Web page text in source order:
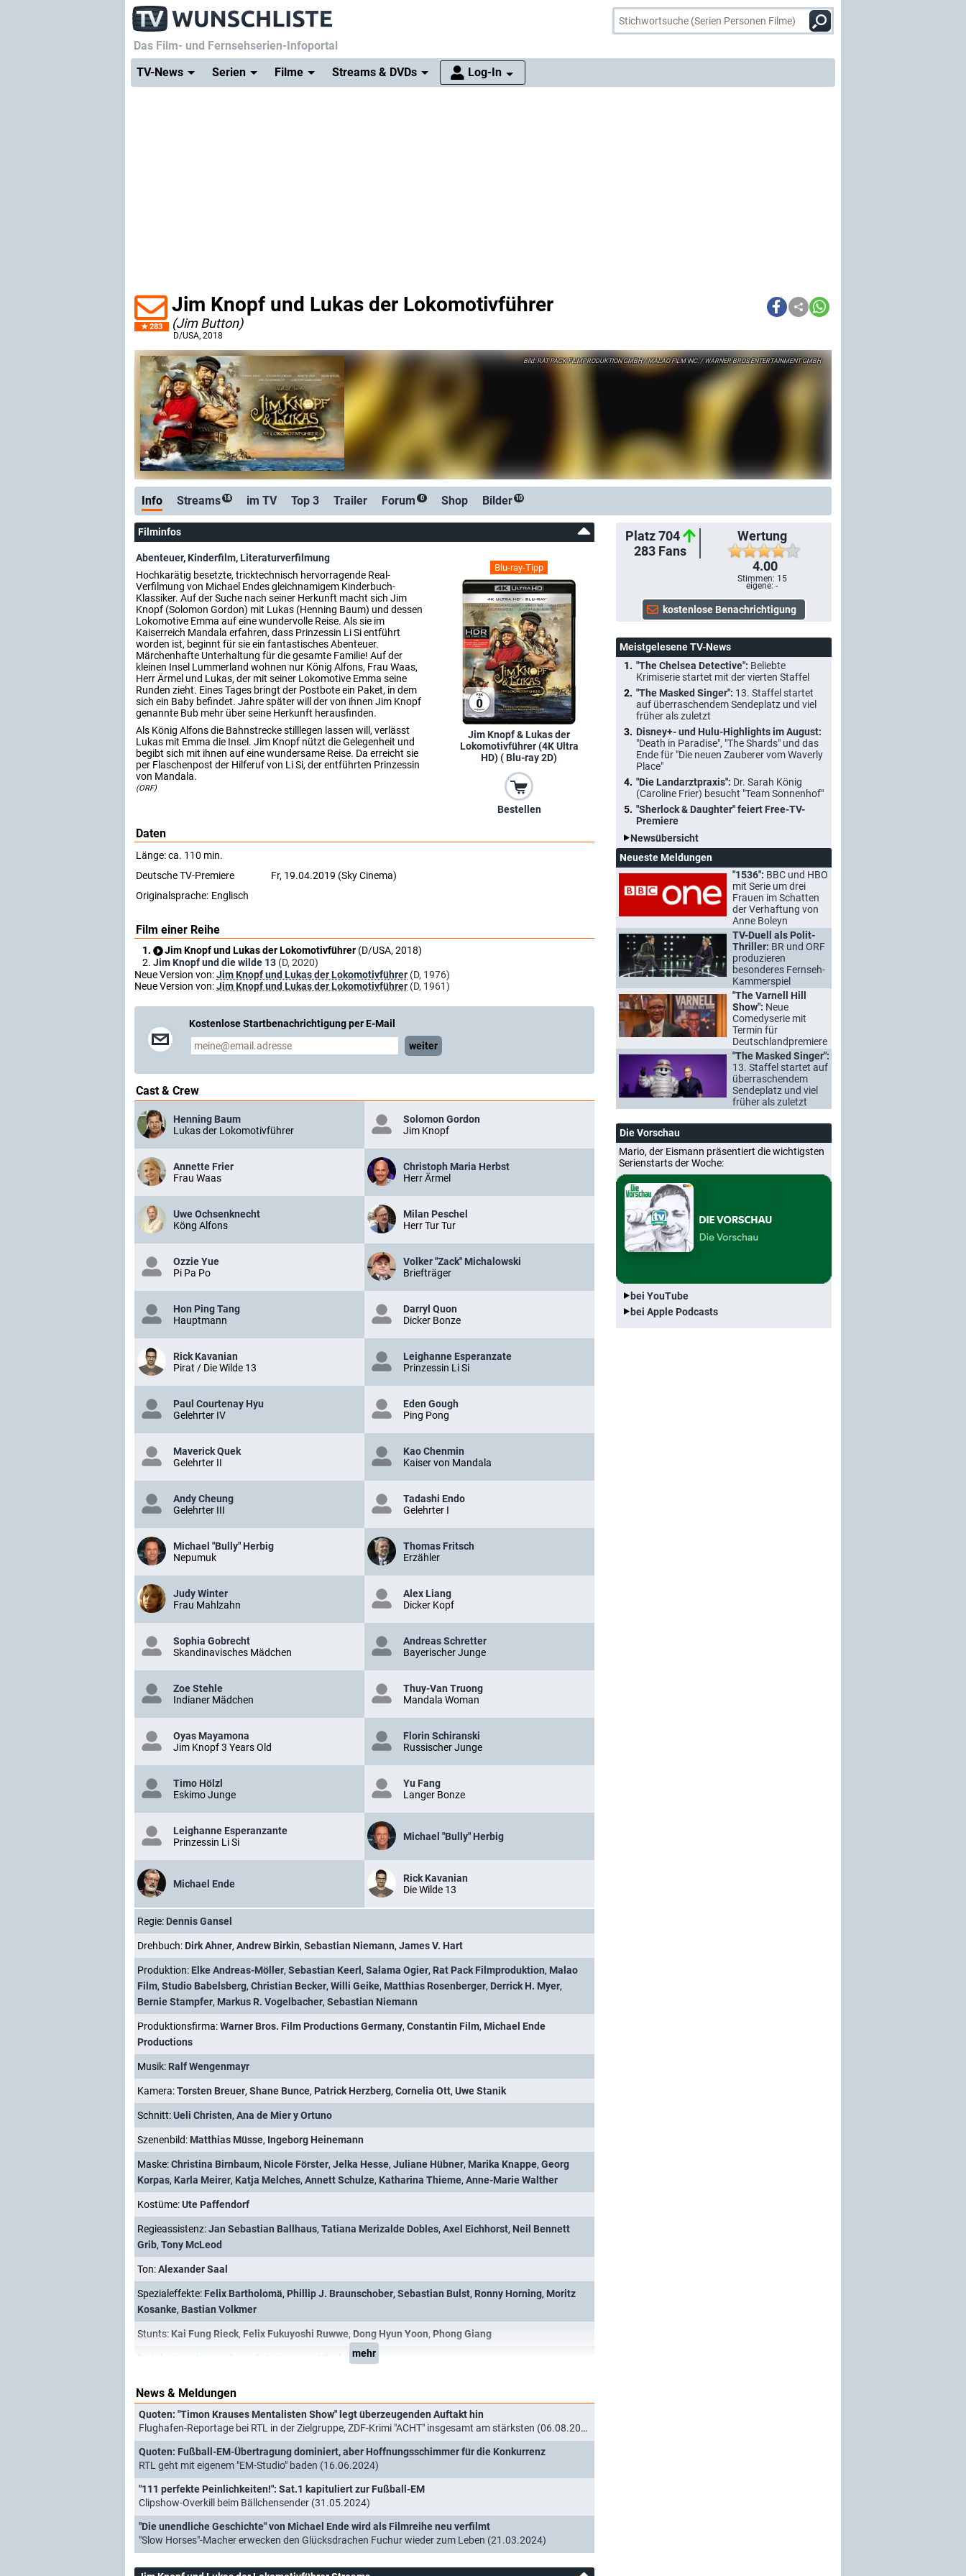
Das Film- und Fernsehserien-Infoportal
TV-News
Serien Filme Streams & DVDs Log-In
283
Jim Knopf und Lukas der Lokomotivführer
(Jim Button)
D/USA, 2018
RAT PACK FILMPRODUKTION GMBH / MALAO FILM INC. / WARNER BROS ENTERTAINMENT GMBH
Info Streams 18 im TV Top 3 Trailer Forum 0 Shop Bilder 10
Platz 704
283 Fans
Wertung
4.00
Stimmen: 15
eigene: -
Filminfos
Blu-ray-Tipp
Jim Knopf & Lukas der
Lokomotivführer (4K Ultra
HD) ( Blu-ray 2D)
Bestellen
Abenteuer,Kinderfilm,Literaturverfilmung
Hochkarätig besetzte, tricktechnisch hervorragende Real-
Verfilmung von Michael Endes gleichnamigem Kinderbuch-
Klassiker. Auf der Suche nach seiner Herkunft macht sich Jim
Knopf (Solomon Gordon) mit Lukas (Henning Baum) und dessen
Lokomotive Emma auf eine wundervolle Reise. Als sie im
Kaiserreich Mandala erfahren, dass Prinzessin Li Si entführt
worden ist, beginnt für sie ein fantastisches Abenteuer.
Märchenhafte Unterhaltung für die gesamte Familie! Auf der
kleinen Insel Lummerland wohnen nur König Alfons, Frau Waas,
Herr Ärmel und Lukas, der mit seiner Lokomotive Emma seine
Runden zieht. Eines Tages bringt der Postbote ein Paket, in dem
sich ein Baby befindet. Jahre später will der von ihnen Jim Knopf
genannte Bub mehr über seine Herkunft herausfinden.
Als König Alfons die Bahnstrecke stilllegen lassen will, verlässt
Lukas mit Emma die Insel. Jim Knopf nützt die Gelegenheit und
begibt sich mit ihnen auf eine wundersame Reise. Da erreicht sie
per Flaschenpost der Hilferuf von Li Si, der entführten Prinzessin
von Mandala.
(ORF)
Daten
Länge: ca. 110 min.
Deutsche TV-Premiere
Fr, 19.04.2019 (Sky Cinema)
Originalsprache: Englisch
Film einer Reihe
Jim Knopf und Lukas der Lokomotivführer (D/USA, 2018)
Jim Knopf und die wilde 13 (D, 2020)
Neue Version von:Jim Knopf und Lukas der Lokomotivführer (D, 1976)
Neue Version von:Jim Knopf und Lukas der Lokomotivführer (D, 1961)
Kostenlose Startbenachrichtigung per E-Mail
weiter
Cast & Crew
Henning Baum
Lukas der Lokomotivführer
Solomon Gordon
Jim Knopf
Annette Frier
Frau Waas
Christoph Maria Herbst
Herr Ärmel
Uwe Ochsenknecht
Köng Alfons
Milan Peschel
Herr Tur Tur
Ozzie Yue
Pi Pa Po
Volker "Zack" Michalowski
Briefträger
Hon Ping Tang
Hauptmann
Darryl Quon
Dicker Bonze
Rick Kavanian
Pirat / Die Wilde 13
Leighanne Esperanzate
Prinzessin Li Si
Paul Courtenay Hyu
Gelehrter IV
Eden Gough
Ping Pong
Maverick Quek
Gelehrter II
Kao Chenmin
Kaiser von Mandala
Andy Cheung
Gelehrter III
Tadashi Endo
Gelehrter I
Michael "Bully" Herbig
Nepumuk
Thomas Fritsch
Erzähler
Judy Winter
Frau Mahlzahn
Alex Liang
Dicker Kopf
Sophia Gobrecht
Skandinavisches Mädchen
Andreas Schretter
Bayerischer Junge
Zoe Stehle
Indianer Mädchen
Thuy-Van Truong
Mandala Woman
Oyas Mayamona
Jim Knopf 3 Years Old
Florin Schiranski
Russischer Junge
Timo Hölzl
Eskimo Junge
Yu Fang
Langer Bonze
Leighanne Esperanzante
Prinzessin Li Si
Michael "Bully" Herbig
Michael Ende
Rick Kavanian
Die Wilde 13
Regie: Dennis Gansel
Drehbuch: Dirk Ahner, Andrew Birkin, Sebastian Niemann, James V. Hart
Produktion: Elke Andreas-Möller, Sebastian Keerl , Salama Ogier, Rat Pack Filmproduktion, Malao
Film, Studio Babelsberg, Christian Becker, Willi Geike, Matthias Rosenberger, Derrick H. Myer,
Bernie Stampfer, Markus R. Vogelbacher, Sebastian Niemann
Produktionsfirma:Warner Bros. Film Productions Germany, Constantin Film, Michael Ende
Productions
Musik: Ralf Wengenmayr
Kamera:Torsten Breuer, Shane Bunce, Patrick Herzberg, Cornelia Ott, Uwe Stanik
Schnitt:Ueli Christen, Ana de Mier y Ortuno
Szenenbild: Matthias Müsse, Ingeborg Heinemann
Maske:Christina Birnbaum, Nicole Förster, Jelka Hesse, Juliane Hübner, Marika Knappe, Georg
Korpas, Karla Meirer, Katja Melches, Annett Schulze, Katharina Thieme, Anne-Marie Walther
Kostüme:Ute Paffendorf
Regieassistenz:Jan Sebastian Ballhaus, Tatiana Merizalde Dobles, Axel Eichhorst, Neil Bennett
Grib, Tony McLeod
Ton:Alexander Saal
Spezialeffekte: Felix Bartholomä, Phillip J. Braunschober, Sebastian Bulst, Ronny Horning, Moritz
Kosanke, Bastian Volkmer
Stunts: Kai Fung Rieck, Felix Fukuyoshi Ruwwe, Dong Hyun Yoon, Phong Giang
mehr
News & Meldungen
Quoten: "Timon Krauses Mentalisten Show" legt überzeugenden Auftakt hin
Flughafen-Reportage bei RTL in der Zielgruppe, ZDF-Krimi "ACHT" insgesamt am stärksten (06.08.2026)
Quoten: Fußball-EM-Übertragung dominiert, aber Hoffnungsschimmer für die Konkurrenz
RTL geht mit eigenem "EM-Studio" baden (16.06.2024)
"111 perfekte Peinlichkeiten!": Sat.1 kapituliert zur Fußball-EM
Clipshow-Overkill beim Bällchensender (31.05.2024)
"Die unendliche Geschichte" von Michael Ende wird als Filmreihe neu verfilmt
"Slow Horses"-Macher erwecken den Glücksdrachen Fuchur wieder zum Leben (21.03.2024)
Meistgelesene TV-News
"The Chelsea Detective": Beliebte
Krimiserie startet mit der vierten Staffel
"The Masked Singer": 13. Staffel startet
auf überraschendem Sendeplatz und viel
früher als zuletzt
Disney+- und Hulu-Highlights im August:
"Death in Paradise", "The Shards" und das
Ende für "Die neuen Zauberer vom Waverly
Place"
"Die Landarztpraxis": Dr. Sarah König
(Caroline Frier) besucht "Team Sonnenhof"
"Sherlock & Daughter" feiert Free-TV-
Premiere
Newsübersicht
Neueste Meldungen
"1536": BBC und HBO
mit Serie um drei
Frauen im Schatten
der Verhaftung von
Anne Boleyn
TV-Duell als Polit-
Thriller: BR und ORF
produzieren
besonderes Fernseh-
Kammerspiel
"The Varnell Hill
Show": Neue
Comedyserie mit
Termin für
Deutschlandpremiere
"The Masked Singer":
13. Staffel startet auf
überraschendem
Sendeplatz und viel
früher als zuletzt
Die Vorschau
Mario, der Eismann präsentiert die wichtigsten
Serienstarts der Woche:
bei YouTube
bei Apple Podcasts